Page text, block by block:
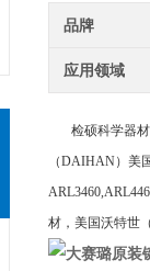
品牌
应用领域
检硕科学器材
（DAIHAN）美
材，美国沃特世
大赛璐原装